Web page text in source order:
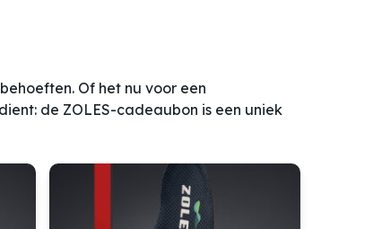
Of het nu voor een
de ZOLES-cadeaubon is een uniek